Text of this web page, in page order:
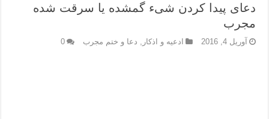
دعای پیدا کردن شیء گمشده یا سرقت شده
مجرب
آوریل 4, 2016 ادعيه و اذكار دعا و ختم مجرب 0